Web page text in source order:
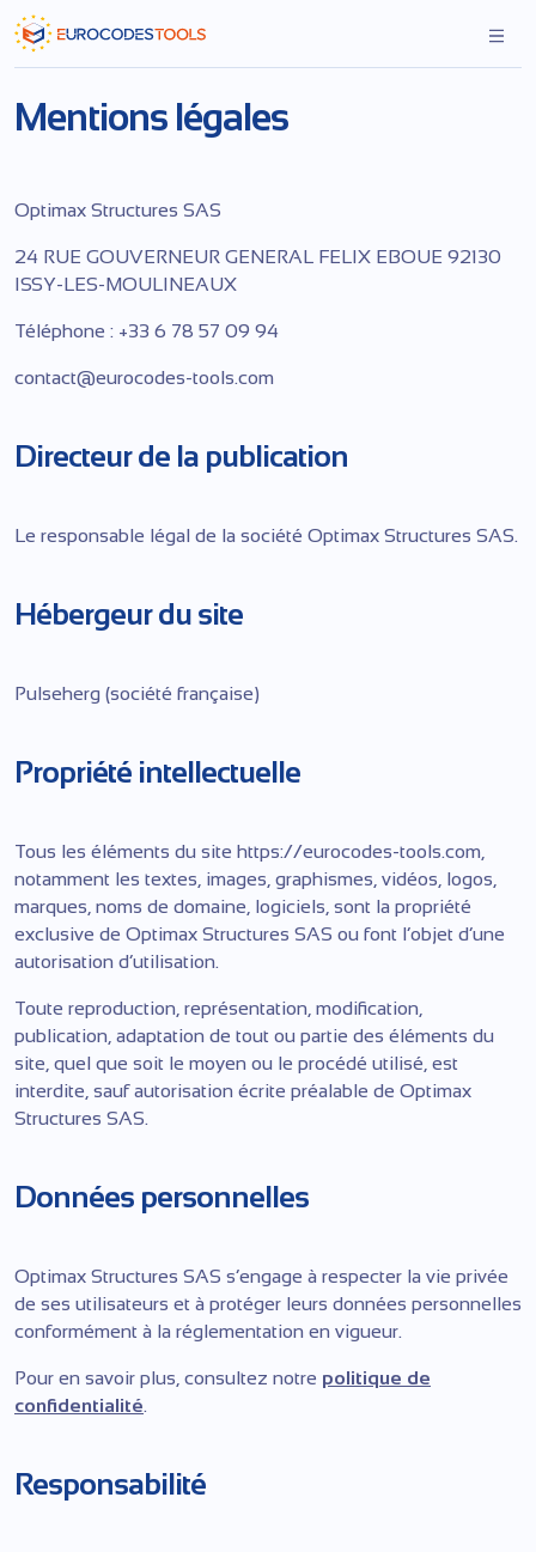
Skip
to
the
Mentions légales
Optimax Structures SAS
24 RUE GOUVERNEUR GENERAL FELIX EBOUE 92130
ISSY-LES-MOULINEAUX
Téléphone : +33 6 78 57 09 94
contact@eurocodes-tools.com
Directeur de la publication
Le responsable légal de la société Optimax Structures SAS.
Hébergeur du site
Pulseherg (société française)
Propriété intellectuelle
Tous les éléments du site https://eurocodes-tools.com,
notamment les textes, images, graphismes, vidéos, logos,
marques, noms de domaine, logiciels, sont la propriété
exclusive de Optimax Structures SAS ou font l’objet d’une
autorisation d’utilisation.
Toute reproduction, représentation, modification,
publication, adaptation de tout ou partie des éléments du
site, quel que soit le moyen ou le procédé utilisé, est
interdite, sauf autorisation écrite préalable de Optimax
Structures SAS.
Données personnelles
Optimax Structures SAS s’engage à respecter la vie privée
de ses utilisateurs et à protéger leurs données personnelles
conformément à la réglementation en vigueur.
Pour en savoir plus, consultez notre politique de
confidentialité.
Responsabilité